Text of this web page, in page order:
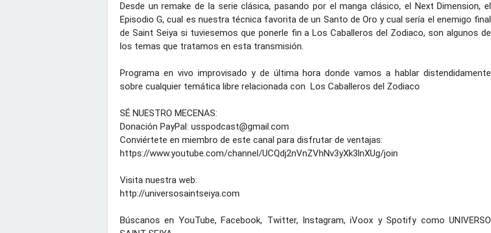
Desde un remake de la serie clásica, pasando por el manga clásico, el Next Dimension, el
Episodio G, cual es nuestra técnica favorita de un Santo de Oro y cual sería el enemigo final
de Saint Seiya si tuviesemos que ponerle fin a Los Caballeros del Zodiaco, son algunos de
los temas que tratamos en esta transmisión.
Programa en vivo improvisado y de última hora donde vamos a hablar distendidamente
sobre cualquier temática libre relacionada con  Los Caballeros del Zodiaco
SÉ NUESTRO MECENAS:
Donación PayPal: usspodcast@gmail.com
https://www.youtube.com/channel/UCQdj2nVnZVhNv3yXk3lnXUg/join
http://universosaintseiya.com
Búscanos en YouTube, Facebook, Twitter, Instagram, iVoox y Spotify como UNIVERSO